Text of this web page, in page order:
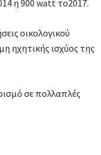
η 900 watt το2017.
οικολογικού
ηχητικής ισχύος της
σε πολλαπλές